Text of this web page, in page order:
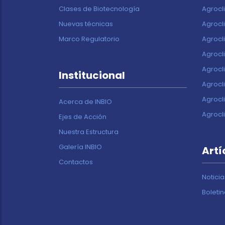
Clases de Biotecnología
Nuevas técnicas
Marco Regulatorio
Institucional
Acerca de INBIO
Ejes de Acción
Nuestra Estructura
Galería INBIO
Contactos